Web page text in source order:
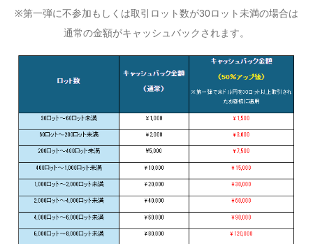
※第一弾に不参加もしくは取引ロット数が30ロット未満の場合は
通常の金額がキャッシュバックされます。